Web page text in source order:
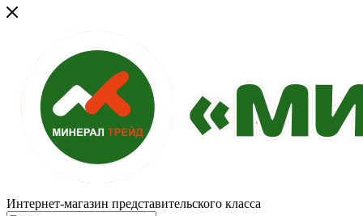
Интернет-магазин представительского класса